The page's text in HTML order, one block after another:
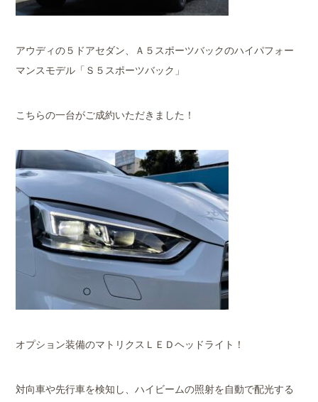
アウディの５ドアセダン、Ａ５スポーツバックのハイパフォー
マンスモデル「Ｓ５スポーツバック」
こちらの一台がご成約いただきました！
オプション装備のマトリクスＬＥＤヘッドライト！
対向車や先行車を検知し、ハイビームの照射を自動で配光する